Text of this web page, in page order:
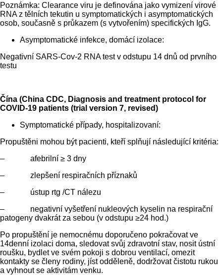
Poznámka: Clearance viru je definována jako vymizení virové
RNA z tělních tekutin u symptomatických i asymptomatických
osob, současně s průkazem (s vytvořením) specifických IgG.
Asymptomatické infekce, domácí izolace:
Negativní SARS-Cov-2 RNA test v odstupu 14 dnů od prvního
testu
Čína (China CDC, Diagnosis and treatment protocol for
COVID-19 patients (trial version 7, revised)
Symptomatické případy, hospitalizovaní:
Propuštěni mohou být pacienti, kteří splňují následující kritéria:
– afebrilní ≥ 3 dny
– zlepšení respiračních příznaků
– ústup rtg /CT nálezu
– negativní vyšetření nukleových kyselin na respirační
patogeny dvakrát za sebou (v odstupu ≥24 hod.)
Po propuštění je nemocnému doporučeno pokračovat ve
14denní izolaci doma, sledovat svůj zdravotní stav, nosit ústní
roušku, bydlet ve svém pokoji s dobrou ventilací, omezit
kontakty se členy rodiny, jíst odděleně, dodržovat čistotu rukou
a vyhnout se aktivitám venku.